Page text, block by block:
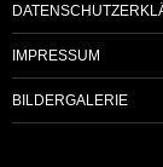
IMPRESSUM
BILDERGALERIE